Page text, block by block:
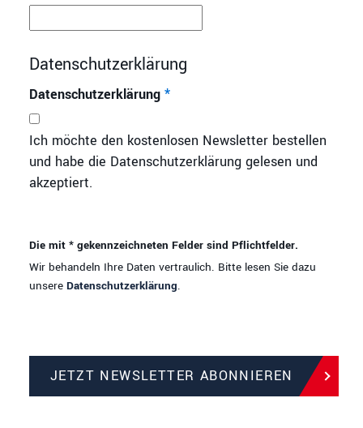
Datenschutzerklärung
Datenschutzerklärung *
Ich möchte den kostenlosen Newsletter bestellen
und habe die Datenschutzerklärung gelesen und
akzeptiert.
Die mit * gekennzeichneten Felder sind Pflichtfelder.
Wir behandeln Ihre Daten vertraulich. Bitte lesen Sie dazu
unsere Datenschutzerklärung.
JETZT NEWSLETTER ABONNIEREN